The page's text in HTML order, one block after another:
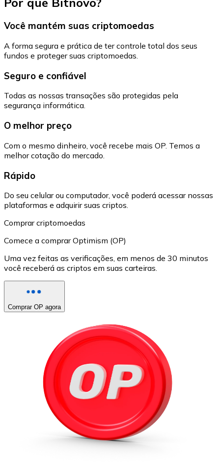
Você mantém suas criptomoedas
A forma segura e prática de ter controle total dos seus
fundos e proteger suas criptomoedas.
Seguro e confiável
Todas as nossas transações são protegidas pela
segurança informática.
O melhor preço
Com o mesmo dinheiro, você recebe mais OP. Temos a
melhor cotação do mercado.
Rápido
Do seu celular ou computador, você poderá acessar nossas
plataformas e adquirir suas criptos.
Comprar criptomoedas
Comece a comprar Optimism (OP)
Uma vez feitas as verificações, em menos de 30 minutos
você receberá as criptos em suas carteiras.
Comprar OP agora